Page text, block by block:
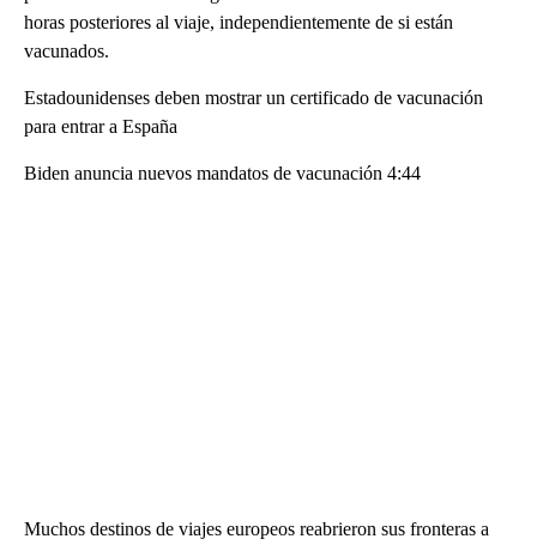
horas posteriores al viaje, independientemente de si están
vacunados.
Estadounidenses deben mostrar un certificado de vacunación
para entrar a España
Biden anuncia nuevos mandatos de vacunación 4:44
Muchos destinos de viajes europeos reabrieron sus fronteras a